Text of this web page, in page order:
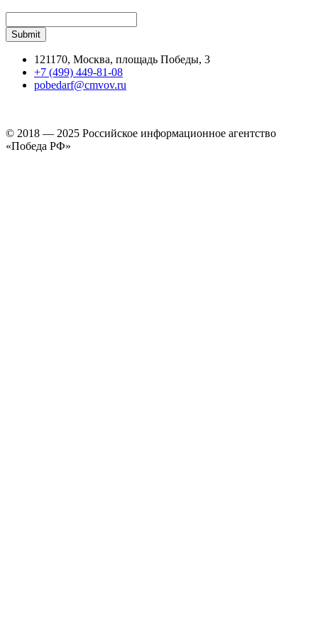
121170, Москва, площадь Победы, 3
+7 (499) 449-81-08
pobedarf@cmvov.ru
© 2018 — 2025 Российское информационное агентство
«Победа РФ»